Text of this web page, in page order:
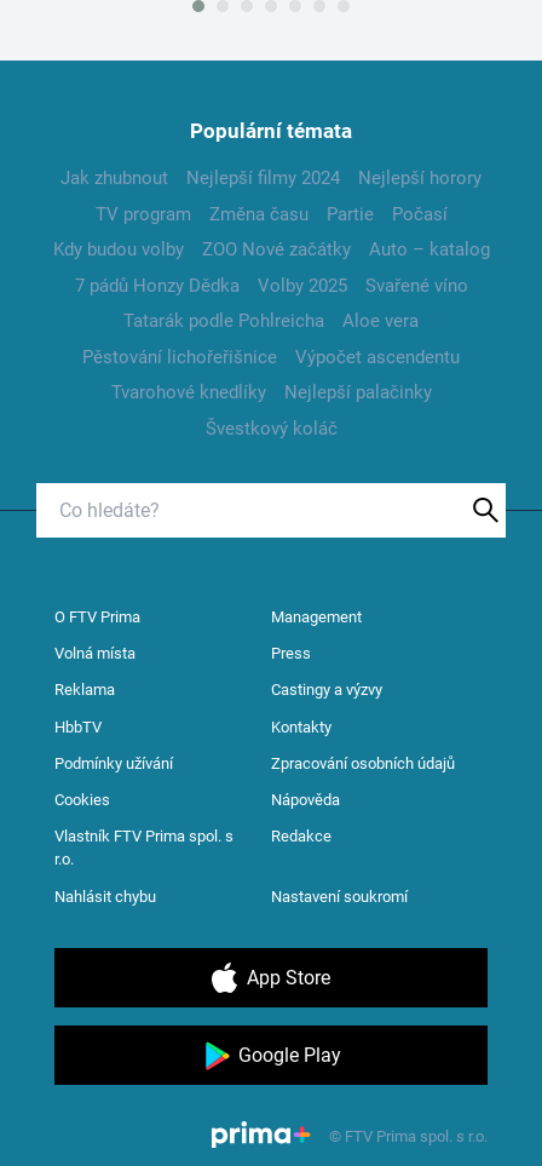
Populární témata
Jak zhubnout Nejlepší filmy 2024
Nejlepší horory
TV program
Změna času Partie
Počasí
Kdy budou volby
ZOO Nové začátky
Auto – katalog
7 pádů Honzy Dědka
Volby 2025
Svařené víno
Tatarák podle Pohlreicha
Aloe vera
Pěstování lichořeřišnice
Výpočet ascendentu
Tvarohové knedlíky
Nejlepší palačinky
Švestkový koláč
O FTV Prima Management
Volná místa Press
Reklama Castingy a výzvy
HbbTV Kontakty
Podmínky užívání Zpracování osobních údajů
Cookies Nápověda
Vlastník FTV Prima spol. s
r.o.
Redakce
Nahlásit chybu Nastavení soukromí
App Store
Google Play
© FTV Prima spol. s r.o.